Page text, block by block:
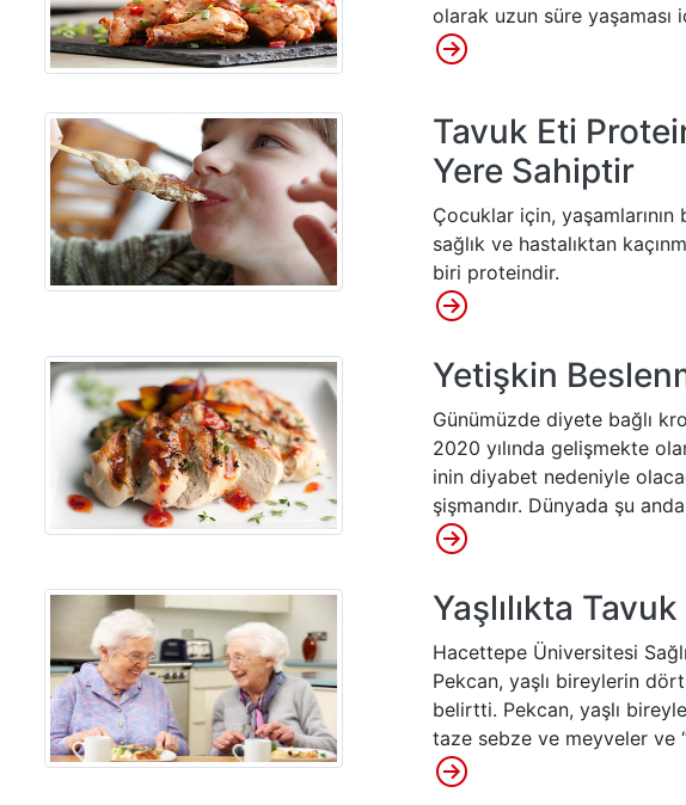
olarak uzun süre
Tavuk Eti
Yere Sahiptir
Çocuklar için,
sağlık ve hastalıktan
biri proteindir.
Yetişkin
Günümüzde diyete bağlı
2020 yılında gelişmekte
inin diyabet nedeniyle
şişmandır. Dünyada şu
Yaşlılıkta
Hacettepe Üniversitesi
Pekcan, yaşlı bireylerin
belirtti. Pekcan, yaşlı
taze sebze ve meyveler ve